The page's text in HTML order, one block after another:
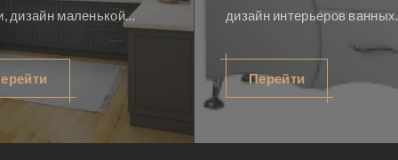
дизайн маленькой
кухни дизайн проекты,
кухни фотогалерея,
кухня дизайн,
столовой, дизайн
дизайн интерьеров ванных
ванная, туалеты дизайн,
дизайн туалета фото,
Перейти